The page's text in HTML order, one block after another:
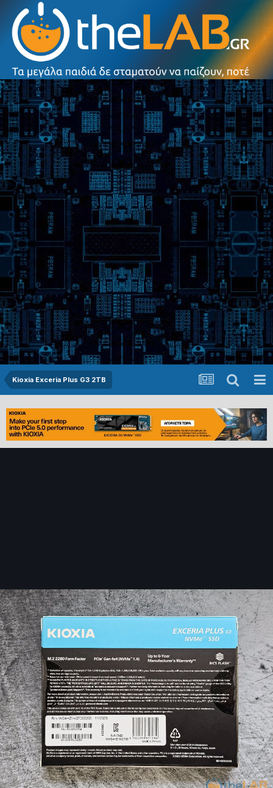
Kioxia Exceria Plus G3 2TB